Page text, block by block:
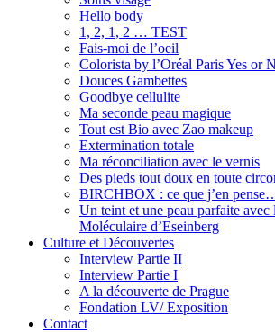
Hello body
1, 2, 1, 2 … TEST
Fais-moi de l’oeil
Colorista by l’Oréal Paris Yes or
Douces Gambettes
Goodbye cellulite
Ma seconde peau magique
Tout est Bio avec Zao makeup
Extermination totale
Ma réconciliation avec le vernis
Des pieds tout doux en toute
BIRCHBOX : ce que j’en
Un teint et une peau parfaite
Moléculaire d’Eseinberg
Culture et Découvertes
Interview Partie II
Interview Partie I
A la découverte de Prague
Fondation LV/ Exposition
Contact